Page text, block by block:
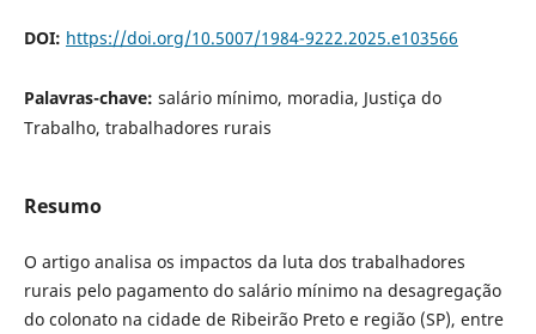
DOI: https://doi.org/10.5007/1984-9222.2025.e103566
Palavras-chave: salário mínimo, moradia, Justiça do
Trabalho, trabalhadores rurais
Resumo
O artigo analisa os impactos da luta dos trabalhadores
rurais pelo pagamento do salário mínimo na desagregação
do colonato na cidade de Ribeirão Preto e região (SP), entre